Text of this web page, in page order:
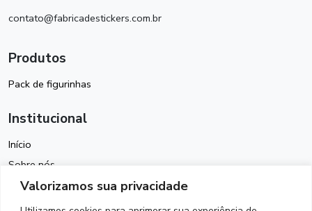
Valorizamos sua privacidade
contato@fabricadestickers.com.br
Produtos
Pack de figurinhas
Institucional
Início
Sobre nós
Política de Cookies
Termos de Uso